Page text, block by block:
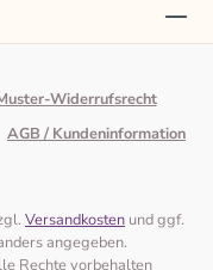
Widerrufsrecht
AGB / Kundeninformation
Versandkosten und ggf.
angegeben.